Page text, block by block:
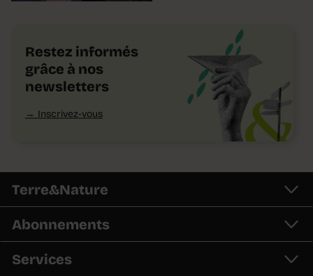
Restez informés
grâce à nos
newsletters
Inscrivez-vous
Terre&Nature
Abonnements
Services